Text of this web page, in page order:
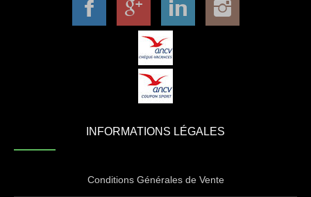
INFORMATIONS LÉGALES
Conditions Générales de Vente